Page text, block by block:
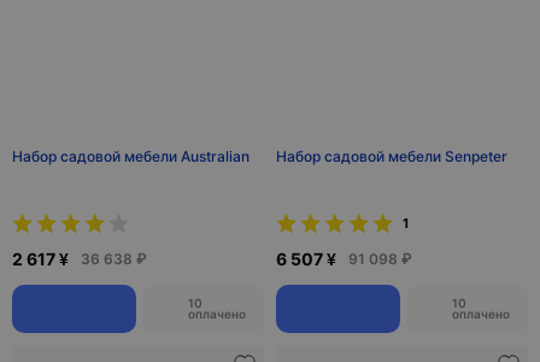
Набор садовой мебели Australian
2 617 ¥ 36 638 ₽
10
оплачено
Набор садовой мебели Senpeter
1
6 507 ¥ 91 098 ₽
10
оплачено